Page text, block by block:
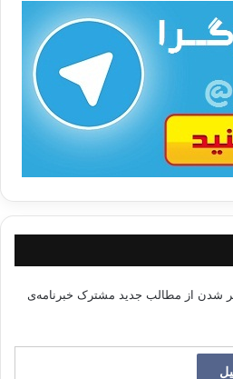
شدن از مطالب جدید مشترک خبرنامه‌ی